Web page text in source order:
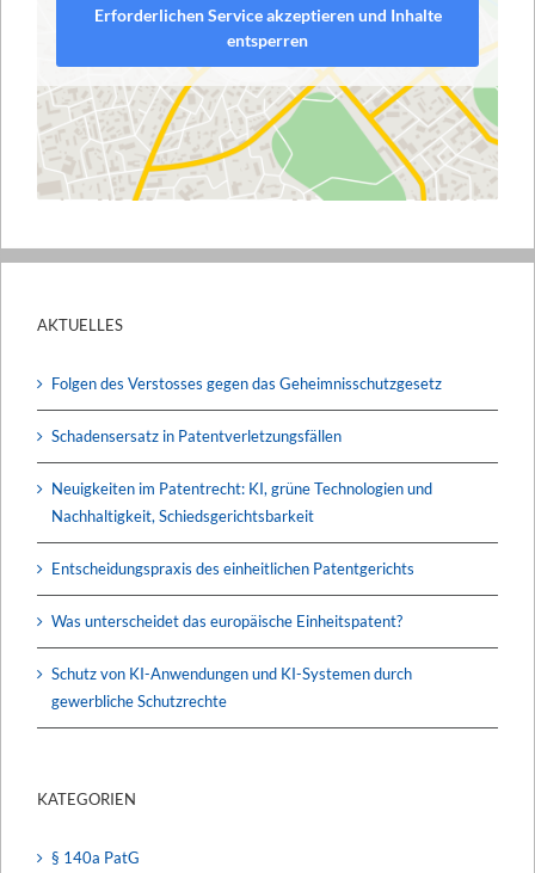
Erforderlichen Service akzeptieren und Inhalte
entsperren
AKTUELLES
Folgen des Verstosses gegen das Geheimnisschutzgesetz
Schadensersatz in Patentverletzungsfällen
Neuigkeiten im Patentrecht: KI, grüne Technologien und
Nachhaltigkeit, Schiedsgerichtsbarkeit
Entscheidungspraxis des einheitlichen Patentgerichts
Was unterscheidet das europäische Einheitspatent?
Schutz von KI-Anwendungen und KI-Systemen durch
gewerbliche Schutzrechte
KATEGORIEN
§ 140a PatG